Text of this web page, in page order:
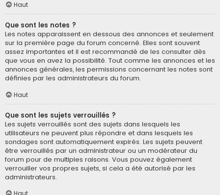
Haut
Que sont les notes ?
Les notes apparaissent en dessous des annonces et seulement
sur la première page du forum concerné. Elles sont souvent
assez importantes et il est recommandé de les consulter dès
que vous en avez la possibilité. Tout comme les annonces et les
annonces générales, les permissions concernant les notes sont
définies par les administrateurs du forum.
Haut
Que sont les sujets verrouillés ?
Les sujets verrouillés sont des sujets dans lesquels les
utilisateurs ne peuvent plus répondre et dans lesquels les
sondages sont automatiquement expirés. Les sujets peuvent
être verrouillés par un administrateur ou un modérateur du
forum pour de multiples raisons. Vous pouvez également
verrouiller vos propres sujets, si cela a été autorisé par les
administrateurs.